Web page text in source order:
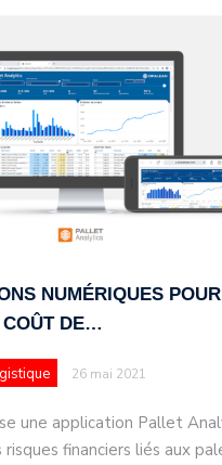
NUMÉRIQUES POUR
COÛT DE…
26 mai 2021
une application Pallet
financiers liés aux